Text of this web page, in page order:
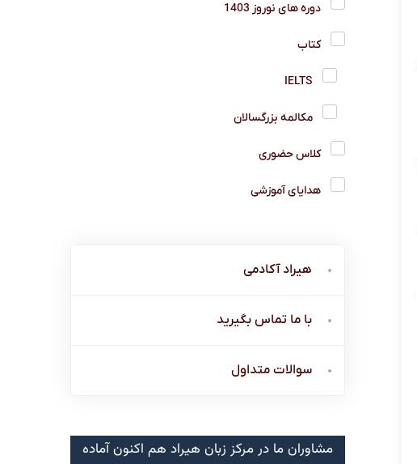
دوره های نوروز 1403
کتاب
IELTS
مکالمه بزرگسالان
کلاس حضوری
هدایای آموزشی
هیراد آکادمی
با ما تماس بگیرید
سوالات متداول
مشاوران ما در مرکز زبان هیراد هم اکنون آماده